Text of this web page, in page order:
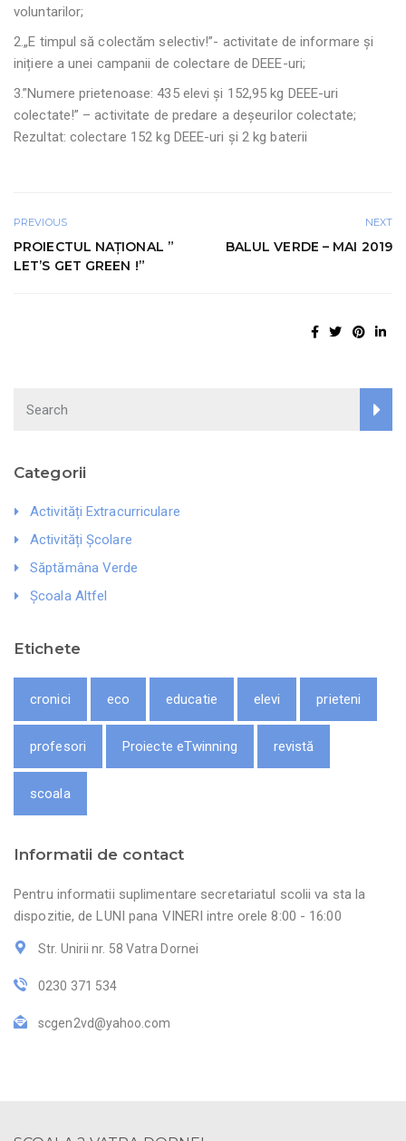
voluntarilor;
2.„E timpul să colectăm selectiv!”- activitate de informare și
inițiere a unei campanii de colectare de DEEE-uri;
3.”Numere prietenoase: 435 elevi și 152,95 kg DEEE-uri
colectate!” – activitate de predare a deșeurilor colectate;
Rezultat: colectare 152 kg DEEE-uri și 2 kg baterii
PREVIOUS
PROIECTUL NAȚIONAL ”
LET’S GET GREEN !”
NEXT
BALUL VERDE – MAI 2019
Categorii
Activități Extracurriculare
Activități Școlare
Săptămâna Verde
Școala Altfel
Etichete
cronici eco educatie elevi prieteni
profesori Proiecte eTwinning revistă
scoala
Informatii de contact
Pentru informatii suplimentare secretariatul scolii va sta la
dispozitie, de LUNI pana VINERI intre orele 8:00 - 16:00
Str. Unirii nr. 58 Vatra Dornei
0230 371 534
scgen2vd@yahoo.com